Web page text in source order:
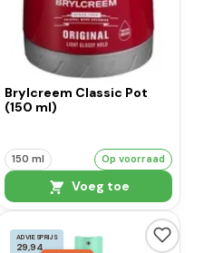
Brylcreem Classic Pot
(150 ml)
150 ml Op voorraad
Voeg toe
ADVIESPRIJS
29,94